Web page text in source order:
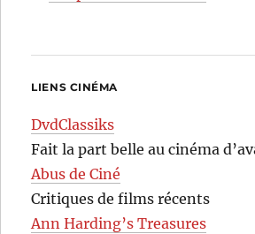
LIENS CINÉMA
DvdClassiks
Fait la part belle au cinéma
Abus de Ciné
Critiques de films récents
Ann Harding’s Treasures